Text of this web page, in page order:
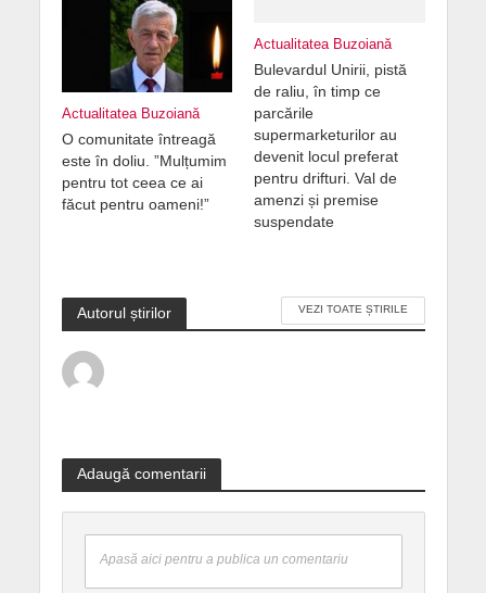
Actualitatea Buzoiană
O comunitate întreagă
este în doliu. ”Mulțumim
pentru tot ceea ce ai
făcut pentru oameni!”
Actualitatea Buzoiană
Bulevardul Unirii, pistă
de raliu, în timp ce
parcările
supermarketurilor au
devenit locul preferat
pentru drifturi. Val de
amenzi și premise
suspendate
Autorul știrilor VEZI TOATE ȘTIRILE
Adaugă comentarii
Apasă aici pentru a publica un comentariu